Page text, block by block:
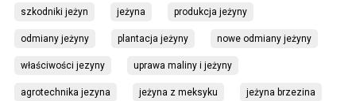
szkodniki jeżyn jeżyna produkcja jeżyny
odmiany jeżyny plantacja jeżyny nowe odmiany jeżyny
właściwości jezyny uprawa maliny i jeżyny
agrotechnika jezyna jeżyna z meksyku jeżyna brzezina